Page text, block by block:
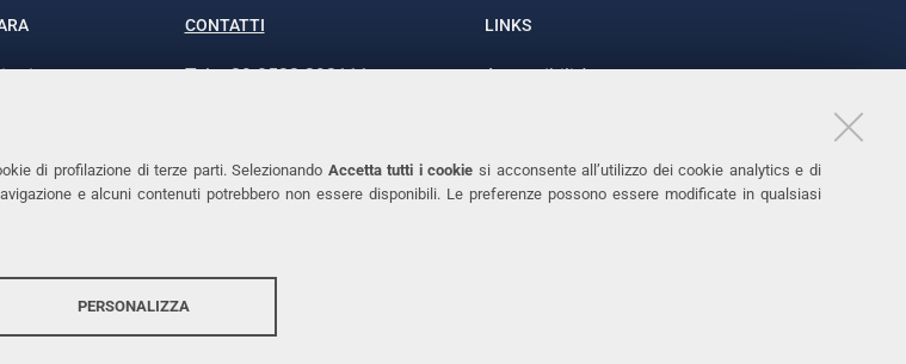
di profilazione di terze parti. Selezionando Accetta tutti i cookie si acconsente all’utilizzo dei cookie analytics e di
e alcuni contenuti potrebbero non essere disponibili. Le preferenze possono essere modificate in qualsiasi
PERSONALIZZA
CONTATTI
Tel. +39 0532 293111
LINKS
Accessibilità
Cookies